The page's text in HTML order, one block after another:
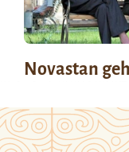
Novastan